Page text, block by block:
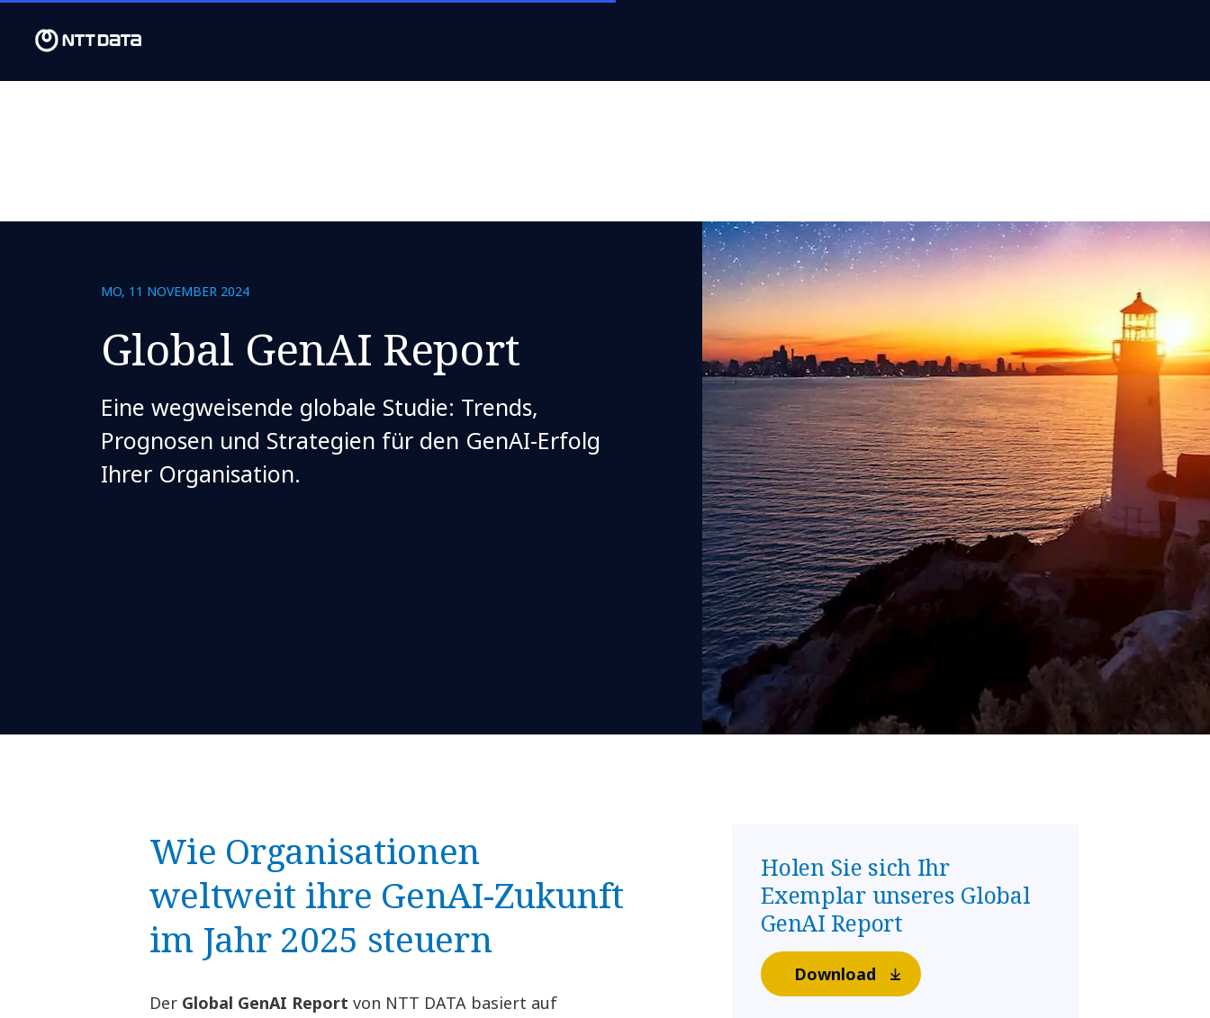
MO, 11 NOVEMBER 2024
Global GenAI Report
Eine wegweisende globale Studie: Trends,
Prognosen und Strategien für den GenAI-Erfolg
Ihrer Organisation.
Wie Organisationen
weltweit ihre GenAI-Zukunft
im Jahr 2025 steuern
Der Global GenAI Report von NTT DATA basiert auf
Holen Sie sich Ihr
Exemplar unseres Global
GenAI Report
Download